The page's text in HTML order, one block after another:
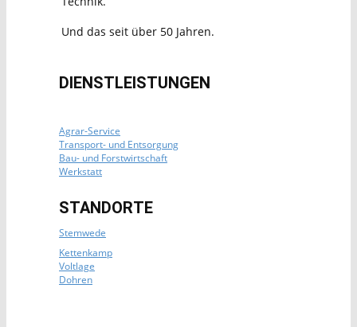
Und das seit über 50 Jahren.
DIENSTLEISTUNGEN
Agrar-Service
Transport- und Entsorgung
Bau- und Forstwirtschaft
Werkstatt
Kettenkamp
Voltlage
Dohren
STANDORTE
Stemwede